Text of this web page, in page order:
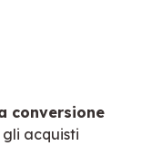
conversione
acquisti